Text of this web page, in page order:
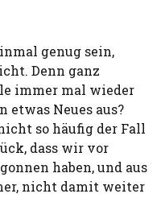
genug sein,
Denn ganz
immer mal wieder
etwas Neues aus?
so häufig der Fall
dass wir vor
haben, und aus
nicht damit weiter